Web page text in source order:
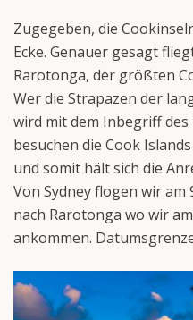
Zugegeben, die
Ecke. Genauer gesagt
Rarotonga, der größten
Wer die Strapazen der
wird mit dem Inbegriff
besuchen die Cook
und somit hält sich die
Von Sydney flogen wir am
nach Rarotonga wo wir
ankommen.